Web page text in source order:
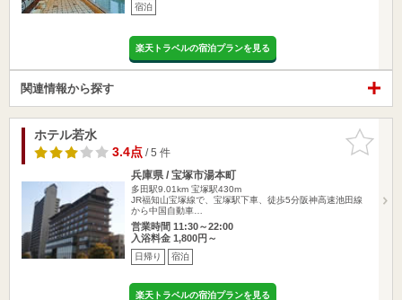
宿泊
楽天トラベルの宿泊プランを見る
関連情報から探す
お気に入
りに追加
ホテル若水
3.4点/ 5 件
兵庫県 / 宝塚市湯本町
多田駅9.01km 宝塚駅430m
JR福知山宝塚線で、宝塚駅下車、徒歩5分阪神高速池田線
から中国自動車…
営業時間 11:30～22:00
入浴料金 1,800円～
日帰り 宿泊
楽天トラベルの宿泊プランを見る